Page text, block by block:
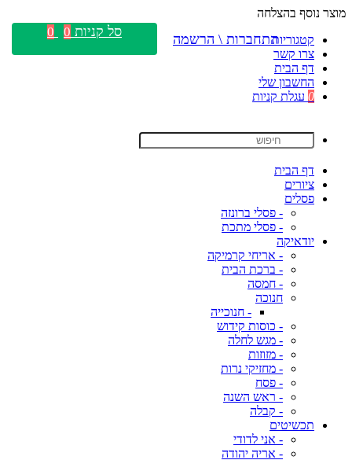
מוצר נוסף בהצלחה
קטגוריות
צרו קשר
דף הבית
החשבון שלי
0 עגלת קניות
דף הבית
ציורים
פסלים
- פסלי ברונזה
- פסלי מתכת
יודאיקה
- אריחי קרמיקה
- ברכת הבית
- חמסה
חנוכה
- חנוכייה
- כוסות קידוש
- מגש לחלה
- מזוזות
- מחזיקי נרות
- פסח
- ראש השנה
- קבלה
תכשיטים
- אני לדודי
- אריה יהודה
התחברות \ הרשמה סל קניות 0
0